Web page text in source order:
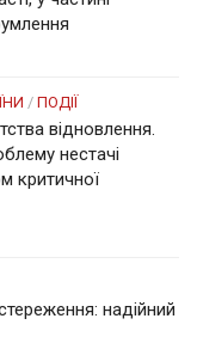
/ ПОДІЇ
відновлення.
нестачі
критичної
надійний